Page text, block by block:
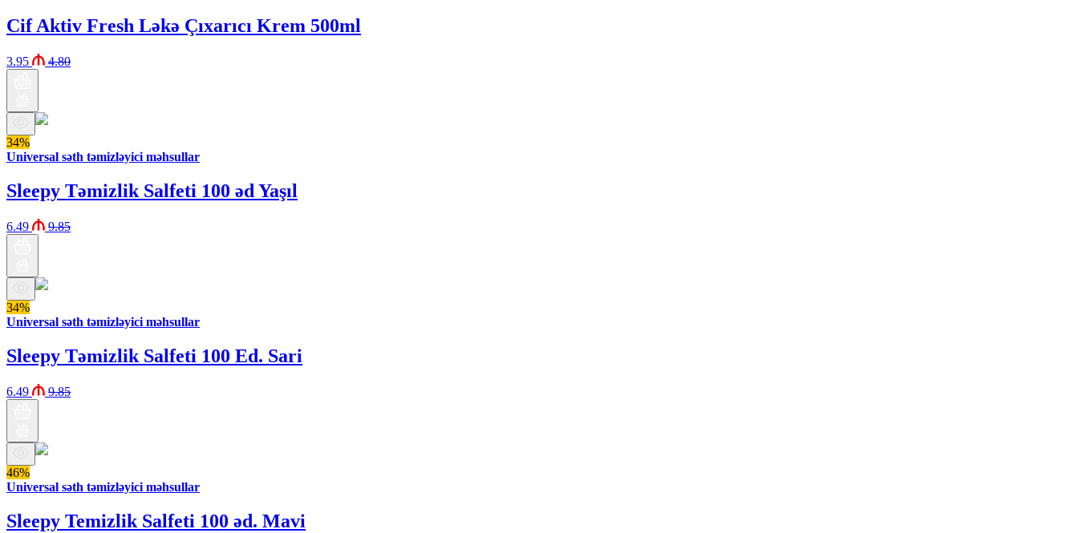
Cif Aktiv Fresh Ləkə Çıxarıcı Krem 500ml
3.95 4.80
34%
Universal səth təmizləyici məhsullar
Sleepy Təmizlik Salfeti 100 əd Yaşıl
6.49 9.85
34%
Universal səth təmizləyici məhsullar
Sleepy Təmizlik Salfeti 100 Ed. Sari
6.49 9.85
46%
Universal səth təmizləyici məhsullar
Sleepy Temizlik Salfeti 100 əd. Mavi